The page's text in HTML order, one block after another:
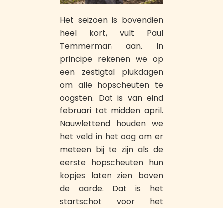
Het seizoen is bovendien
heel kort, vult Paul
Temmerman aan. In
principe rekenen we op
een zestigtal plukdagen
om alle hopscheuten te
oogsten. Dat is van eind
februari tot midden april.
Nauwlettend houden we
het veld in het oog om er
meteen bij te zijn als de
eerste hopscheuten hun
kopjes laten zien boven
de aarde. Dat is het
startschot voor het